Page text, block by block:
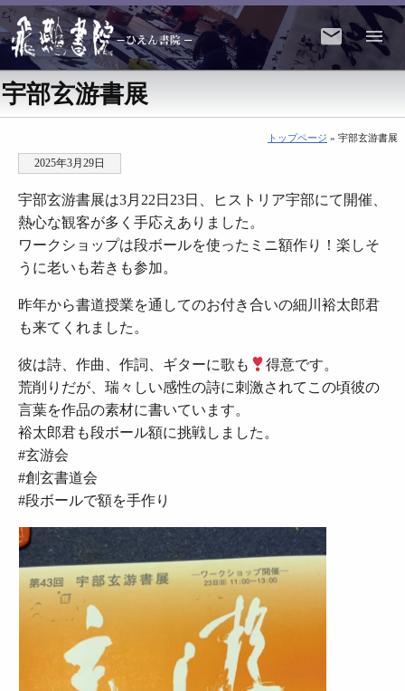
宇部玄游書展
トップページ » 宇部玄游書展
2025年3月29日
宇部玄游書展は3月22日23日、ヒストリア宇部にて開催、
熱心な観客が多く手応えありました。
ワークショップは段ボールを使ったミニ額作り！楽しそ
うに老いも若きも参加。
昨年から書道授業を通してのお付き合いの細川裕太郎君
も来てくれました。
彼は詩、作曲、作詞、ギターに歌も
得意です。
荒削りだが、瑞々しい感性の詩に刺激されてこの頃彼の
言葉を作品の素材に書いています。
裕太郎君も段ボール額に挑戦しました。
#玄游会
#創玄書道会
#段ボールで額を手作り